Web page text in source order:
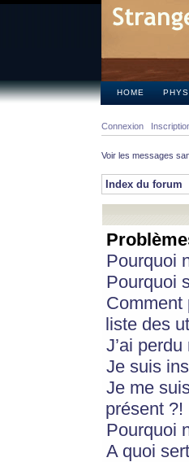
HOME
Connexion
Voir les messages
Index du forum
Pourquoi
Pourquoi
Comment
liste des
J’ai
Je suis
Je me
présent ?!
Pourquoi
A quoi